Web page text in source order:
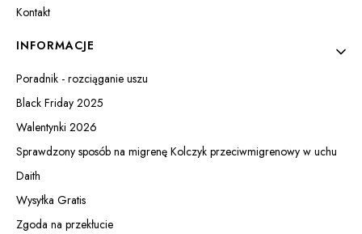
Kontakt
INFORMACJE
Poradnik - rozciąganie uszu
Black Friday 2025
Walentynki 2026
Sprawdzony sposób na migrenę Kolczyk przeciwmigrenowy w uchu
Daith
Wysyłka Gratis
Zgoda na przekłucie